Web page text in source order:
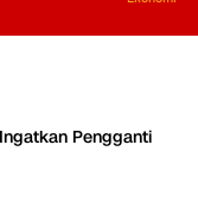
Pengganti